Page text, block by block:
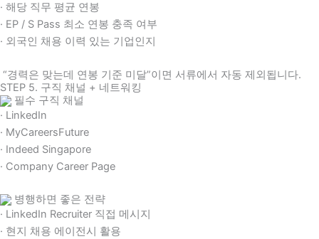
· 해당 직무 평균 연봉
· EP / S Pass 최소 연봉 충족 여부
· 외국인 채용 이력 있는 기업인지
“경력은 맞는데 연봉 기준 미달”이면 서류에서 자동 제외됩니다.
STEP 5. 구직 채널 + 네트워킹
필수 구직 채널
· LinkedIn
· MyCareersFuture
· Indeed Singapore
· Company Career Page
병행하면 좋은 전략
· LinkedIn Recruiter 직접 메시지
· 현지 채용 에이전시 활용